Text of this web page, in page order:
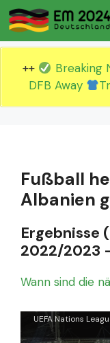
Zum
Inhalt
springen
++
Breaking
DFB Away
Fußball
Albanien
Ergebnisse
2022/2023
Wann sind die
UEFA Nations